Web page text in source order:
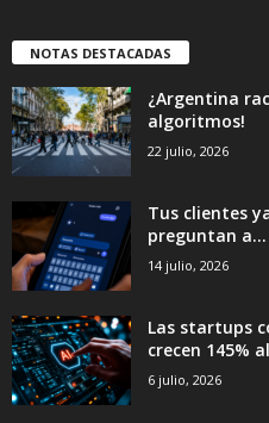
NOTAS DESTACADAS
¿Argentina
algoritmos!
22 julio, 2026
Tus clientes
preguntan a...
14 julio, 2026
Las startups
crecen 145%
6 julio, 2026